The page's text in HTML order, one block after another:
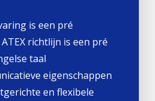
is een pré
richtlijn is een pré
taal
eigenschappen
en flexibele